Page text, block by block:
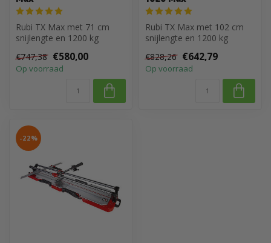
Rubi TX Max met 71 cm
snijlengte en 1200 kg
€747,38 €580,00
Op voorraad
Rubi TX Max met 102 cm
snijlengte en 1200 kg
€828,26 €642,79
Op voorraad
-22%